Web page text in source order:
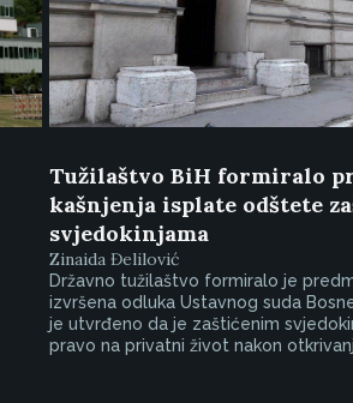
Tužilaštvo BiH formiralo
kašnjenja isplate odštete
svjedokinjama
Zinaida Đelilović
Državno tužilaštvo formiralo je
izvršena odluka Ustavnog suda
je utvrđeno da je zaštićenim
pravo na privatni život nakon